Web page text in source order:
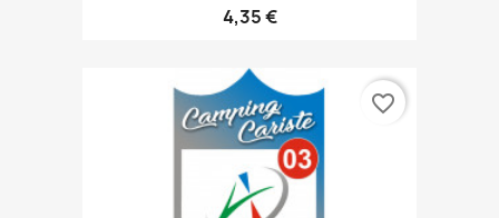
4,35 €
favorite_border